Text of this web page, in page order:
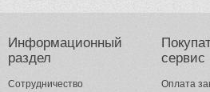
Информационный
раздел
Сотрудничество
сервис
Оплата